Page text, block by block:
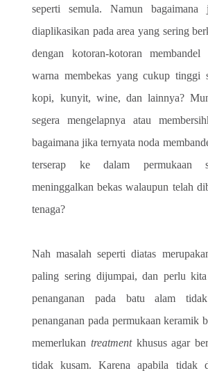
seperti semula. Namun
diaplikasikan pada area yang sering
dengan kotoran-kotoran
warna membekas yang cukup tinggi
kopi, kunyit, wine, dan lainnya?
segera mengelapnya atau
bagaimana jika ternyata noda
terserap ke dalam permukaan
meninggalkan bekas walaupun telah
tenaga?
Nah masalah seperti diatas
paling sering dijumpai, dan perlu
penanganan pada batu alam
penanganan pada permukaan keramik
memerlukan treatment khusus agar
tidak kusam. Karena apabila tidak